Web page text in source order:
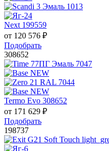
Next 199559
от 120 576 ₽
Подобрать
308652
Termo Evo 308652
от 171 629 ₽
Подобрать
198737